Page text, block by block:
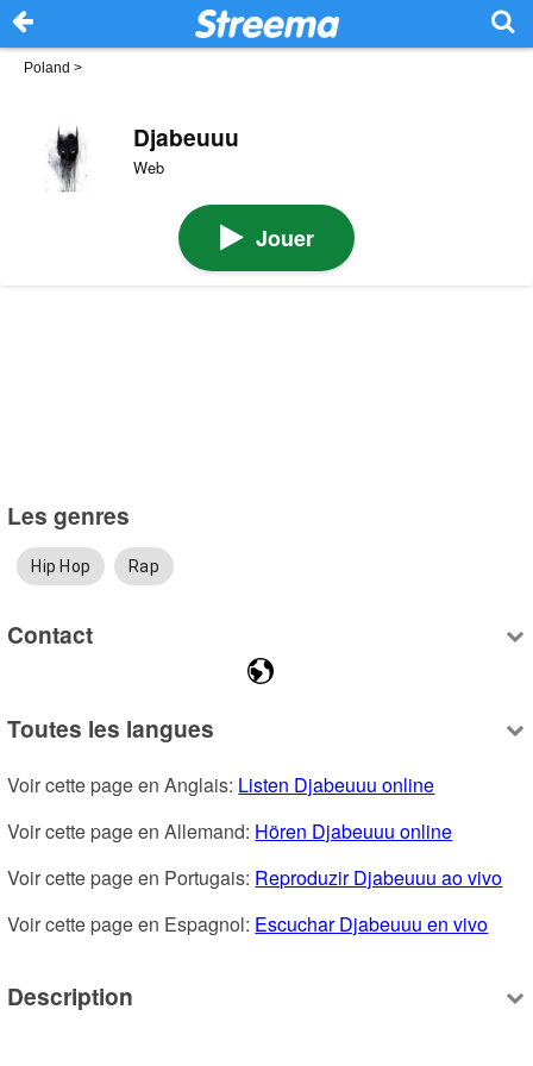
Poland >
Djabeuuu
Web
Jouer
Les genres
Hip Hop Rap
Contact
Toutes les langues
Voir cette page en Anglais: Listen Djabeuuu online
Voir cette page en Allemand: Hören Djabeuuu online
Voir cette page en Portugais: Reproduzir Djabeuuu ao vivo
Voir cette page en Espagnol: Escuchar Djabeuuu en vivo
Description